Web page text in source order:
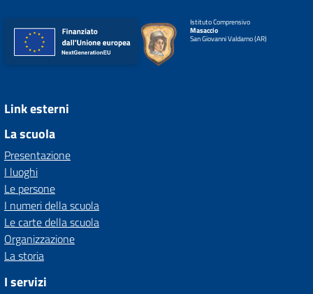
Istituto Comprensivo
Masaccio
San Giovanni Valdarno (AR)
Link esterni
La scuola
Presentazione
I luoghi
Le persone
I numeri della scuola
Le carte della scuola
Organizzazione
La storia
I servizi